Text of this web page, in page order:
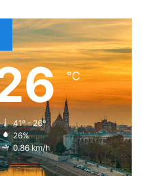
℃
41º - 26º
26%
0.86 km/h